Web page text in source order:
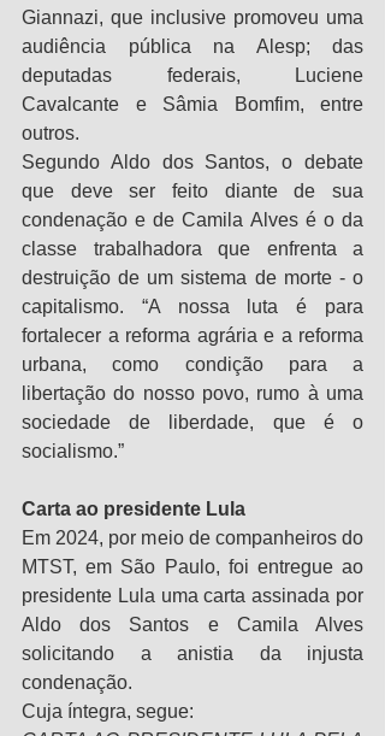
Giannazi, que inclusive promoveu uma
audiência pública na Alesp; das
deputadas federais, Luciene
Cavalcante e Sâmia Bomfim, entre
outros.
Segundo Aldo dos Santos, o debate
que deve ser feito diante de sua
condenação e de Camila Alves é o da
classe trabalhadora que enfrenta a
destruição de um sistema de morte - o
capitalismo. “A nossa luta é para
fortalecer a reforma agrária e a reforma
urbana, como condição para a
libertação do nosso povo, rumo à uma
sociedade de liberdade, que é o
socialismo.”
Carta ao presidente Lula
Em 2024, por meio de companheiros do
MTST, em São Paulo, foi entregue ao
presidente Lula uma carta assinada por
Aldo dos Santos e Camila Alves
solicitando a anistia da injusta
condenação.
Cuja íntegra, segue: